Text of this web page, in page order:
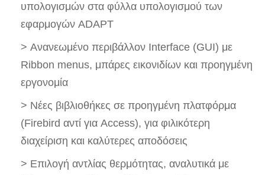
υπολογισμών στα φύλλα υπολογισμού των
εφαρμογών ADAPT
> Ανανεωμένο περιβάλλον Interface (GUI) με
Ribbon menus, μπάρες εικονιδίων και προηγμένη
εργονομία
> Νέες βιβλιοθήκες σε προηγμένη πλατφόρμα
(Firebird αντί για Access), για φιλικότερη
διαχείριση και καλύτερες αποδόσεις
> Επιλογή αντλίας θερμότητας, αναλυτικά με